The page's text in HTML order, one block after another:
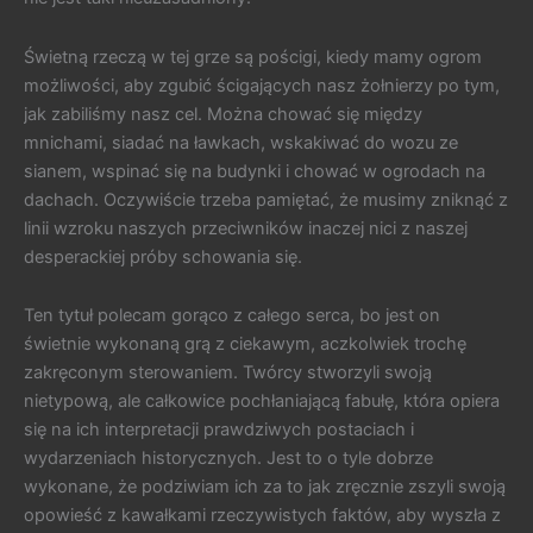
Świetną rzeczą w tej grze są pościgi, kiedy mamy ogrom
możliwości, aby zgubić ścigających nasz żołnierzy po tym,
jak zabiliśmy nasz cel. Można chować się między
mnichami, siadać na ławkach, wskakiwać do wozu ze
sianem, wspinać się na budynki i chować w ogrodach na
dachach. Oczywiście trzeba pamiętać, że musimy zniknąć z
linii wzroku naszych przeciwników inaczej nici z naszej
desperackiej próby schowania się.
Ten tytuł polecam gorąco z całego serca, bo jest on
świetnie wykonaną grą z ciekawym, aczkolwiek trochę
zakręconym sterowaniem. Twórcy stworzyli swoją
nietypową, ale całkowice pochłaniającą fabułę, która opiera
się na ich interpretacji prawdziwych postaciach i
wydarzeniach historycznych. Jest to o tyle dobrze
wykonane, że podziwiam ich za to jak zręcznie zszyli swoją
opowieść z kawałkami rzeczywistych faktów, aby wyszła z